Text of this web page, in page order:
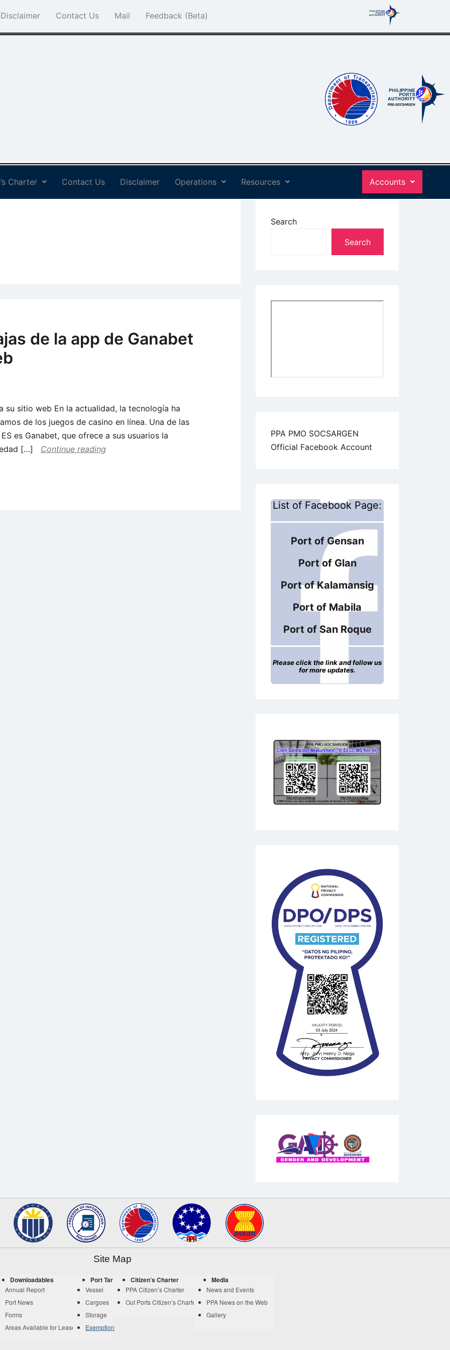
Disclaimer Contact Us Mail Feedback (Beta)
Charter Contact Us Disclaimer Operations Resources Accounts
de la app de Ganabet
su sitio web En la actualidad, la tecnología ha
de los juegos de casino en línea. Una de las
es Ganabet, que ofrece a sus usuarios la
[…]
Continue reading
Search
Search
PPA PMO SOCSARGEN
Official Facebook Account
List of Facebook Page:
Port of Gensan
Port of Glan
Port of Kalamansig
Port of Mabila
Port of San Roque
Please click the link and follow us
for more updates.
Site Map
Downloadables
Annual Report
Port News
Forms
Areas Available for Lease
Port Tariff
Vessel
Cargoes
Storage
Exemption
Citizen’s Charter
PPA Citizen’s Charter
Out Ports Citizen’s Charter
Media
News and Events
PPA News on the Web
Gallery